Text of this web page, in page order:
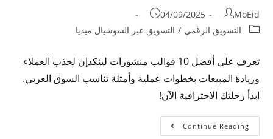
MoEid
04/09/2025
التسويق الرقمي / التسويق عبر السوشيال ميديا
تعرف على أفضل 10 قوالب منشورات لينكدإن لجذب العملاء
وزيادة المبيعات بخطوات عملية وأمثلة تناسب السوق العربي.
ابدأ رحلتك الاحترافية الآن!
Continue Reading